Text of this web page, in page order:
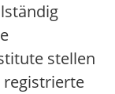
stellen
registrierte